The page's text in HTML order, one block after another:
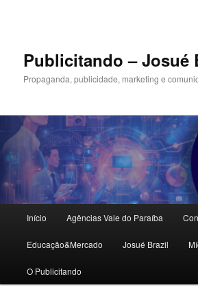
principal
secundárioPublicitando – Josué
Propaganda, publicidade, marketing e
principal
Início Agências Vale do Paraíba
Educação&Mercado Josué Brazil
O Publicitando